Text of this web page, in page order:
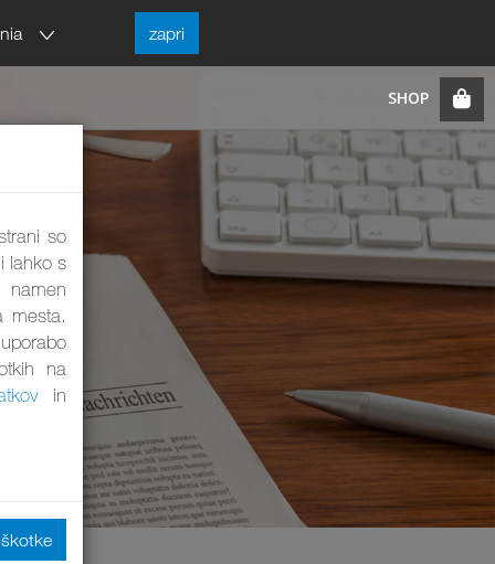
zapri
so
lahko s
namen
mesta.
na
in